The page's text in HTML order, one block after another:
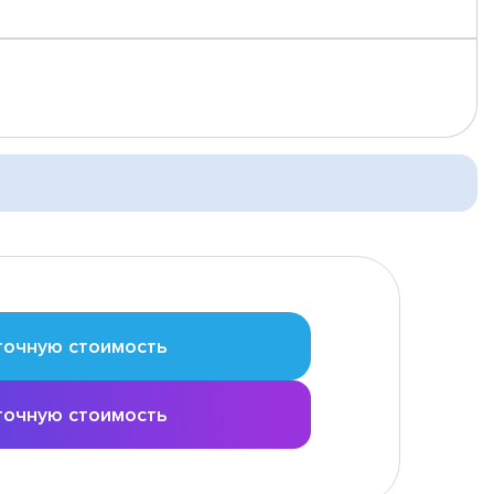
стоимость
стоимость